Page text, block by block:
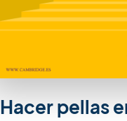
Hacer pellas